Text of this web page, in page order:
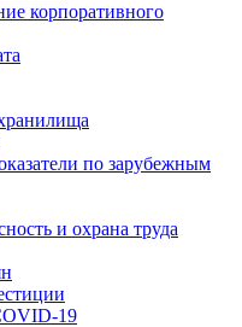
корпоративного
по зарубежным
и охрана труда